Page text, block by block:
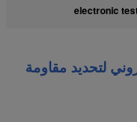
electronic
لتحديد مقاومة